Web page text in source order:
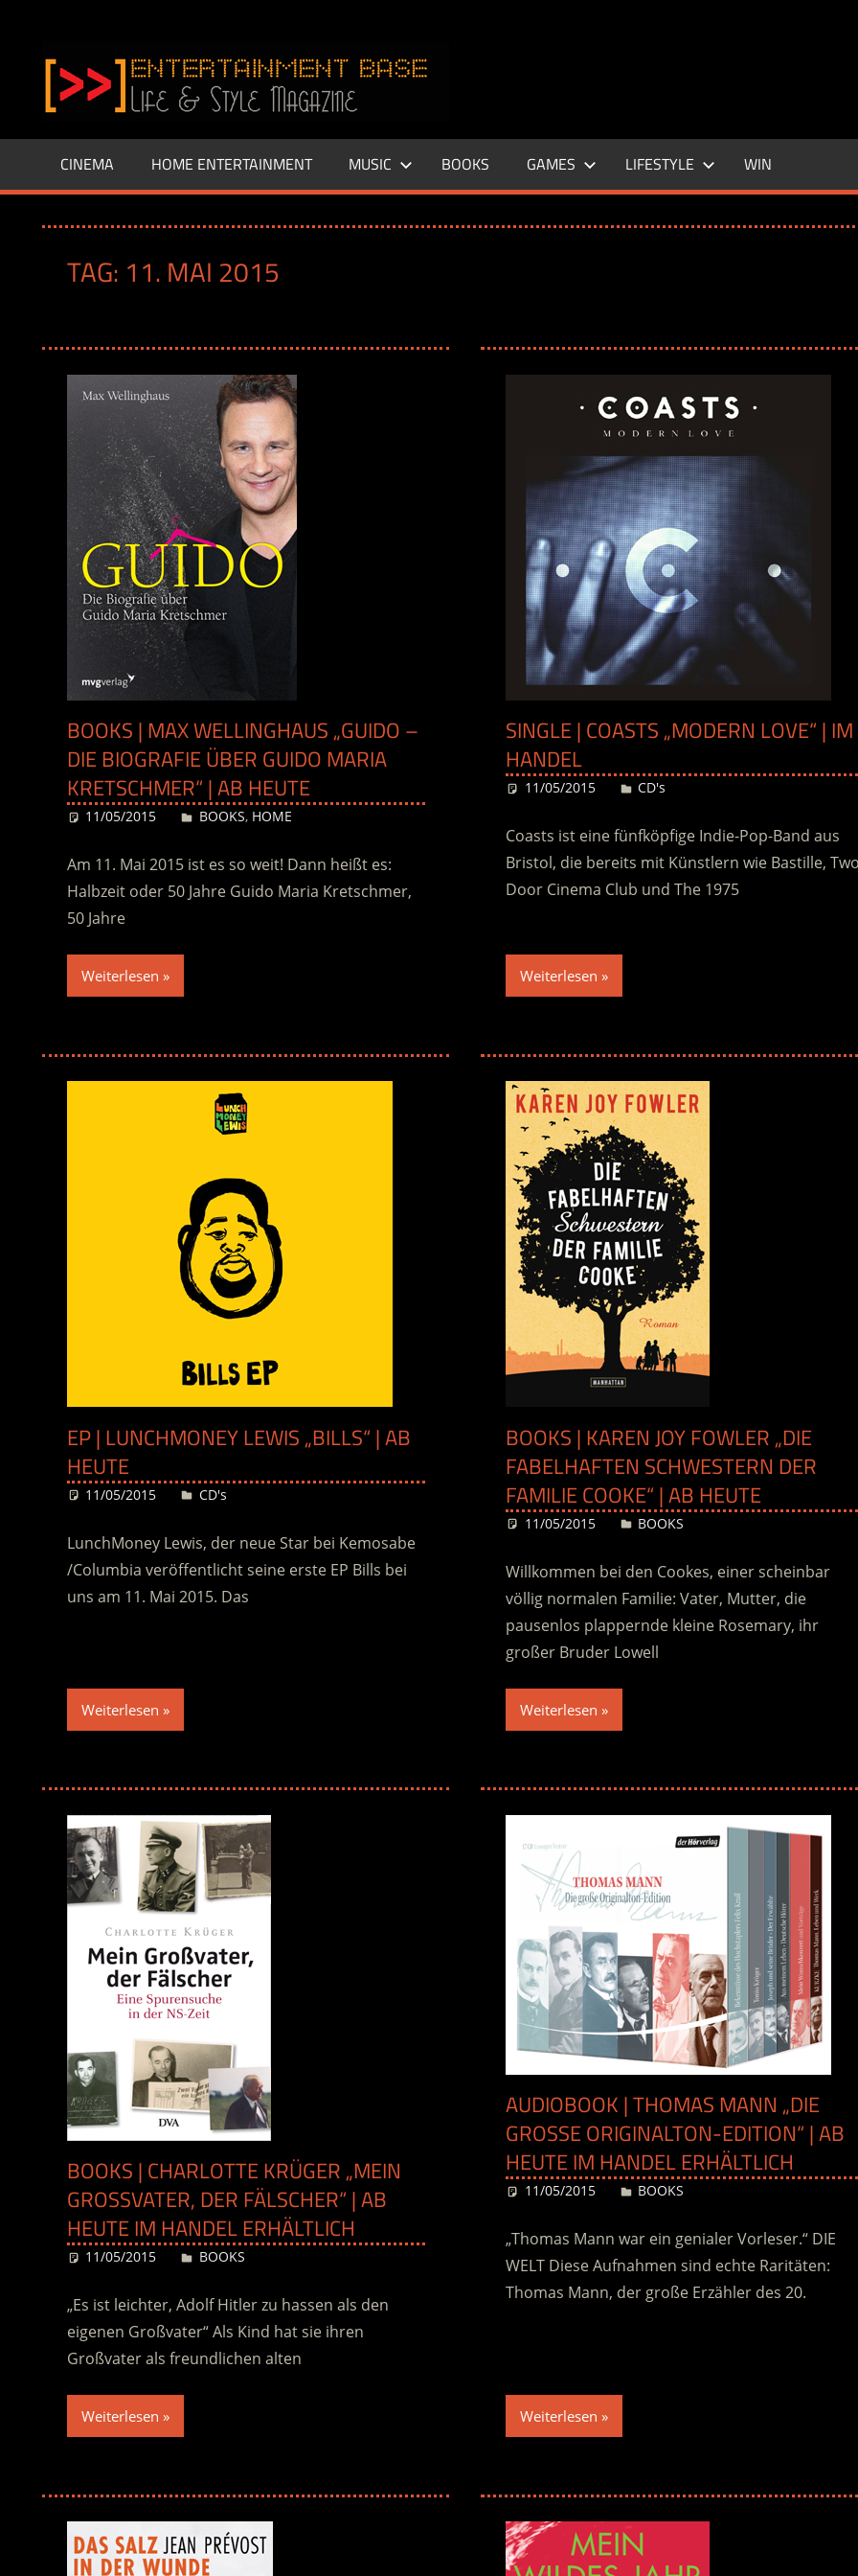
springen
–
LIFE
MAGAZINE
Base.de
CINEMA HOME ENTERTAINMENT MUSIC BOOKS GAMES LIFESTYLE WIN
TAG: 11. MAI 2015
BOOKS | MAX WELLINGHAUS „GUIDO –
DIE BIOGRAFIE ÜBER GUIDO MARIA
KRETSCHMER“ | AB HEUTE
11/05/2015 Desiree
BOOKS, HOME
Am 11. Mai 2015 ist es so weit! Dann heißt es:
Halbzeit oder 50 Jahre Guido Maria Kretschmer,
50 Jahre
Weiterlesen
SINGLE | COASTS „MODERN LOVE“ | IM
HANDEL
11/05/2015 Desiree
CD's
Coasts ist eine fünfköpfige Indie-Pop-Band aus
Bristol, die bereits mit Künstlern wie Bastille,
Door Cinema Club und The 1975
Weiterlesen
EP | LUNCHMONEY LEWIS „BILLS“ | AB
HEUTE
11/05/2015 Desiree
CD's
LunchMoney Lewis, der neue Star bei Kemosabe
/Columbia veröffentlicht seine erste EP Bills bei
uns am 11. Mai 2015. Das
Weiterlesen
BOOKS | KAREN JOY FOWLER „DIE
FABELHAFTEN SCHWESTERN DER
FAMILIE COOKE“ | AB HEUTE
11/05/2015 Desiree
BOOKS
Willkommen bei den Cookes, einer scheinbar
völlig normalen Familie: Vater, Mutter, die
pausenlos plappernde kleine Rosemary, ihr
großer Bruder Lowell
Weiterlesen
BOOKS | CHARLOTTE KRÜGER „MEIN
GROSSVATER, DER FÄLSCHER“ | AB H
EUTE IM HANDEL ERHÄLTLICH
11/05/2015 Desiree
BOOKS
„Es ist leichter, Adolf Hitler zu hassen als den
eigenen Großvater“ Als Kind hat sie ihren
Großvater als freundlichen alten
Weiterlesen
AUDIOBOOK | THOMAS MANN „DIE
GROSSE ORIGINALTON-EDITION“ | AB H
EUTE IM HANDEL ERHÄLTLICH
11/05/2015 Desiree
BOOKS
„Thomas Mann war ein genialer Vorleser.“ DIE
WELT Diese Aufnahmen sind echte Raritäten:
Thomas Mann, der große Erzähler des 20.
Weiterlesen